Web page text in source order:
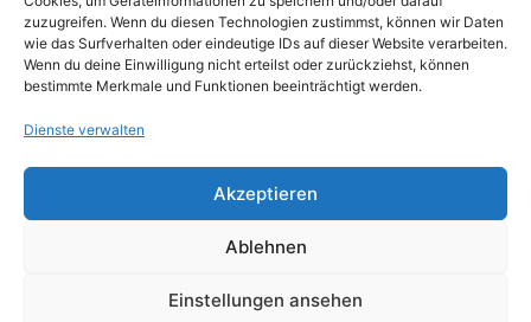
zuzugreifen. Wenn du diesen Technologien zustimmst, können wir Daten
wie das Surfverhalten oder eindeutige IDs auf dieser Website verarbeiten.
Wenn du deine Einwilligung nicht erteilst oder zurückziehst, können
bestimmte Merkmale und Funktionen beeinträchtigt werden.
Dienste verwalten
Akzeptieren
Ablehnen
Einstellungen ansehen
Startseite
Presse
Kontakt / Support
Datenschutzerklärung
Copyright © 2026 Pfandpirat | Präsentiert vonZimmermanns
Internet & PR-Beratung
Instagram